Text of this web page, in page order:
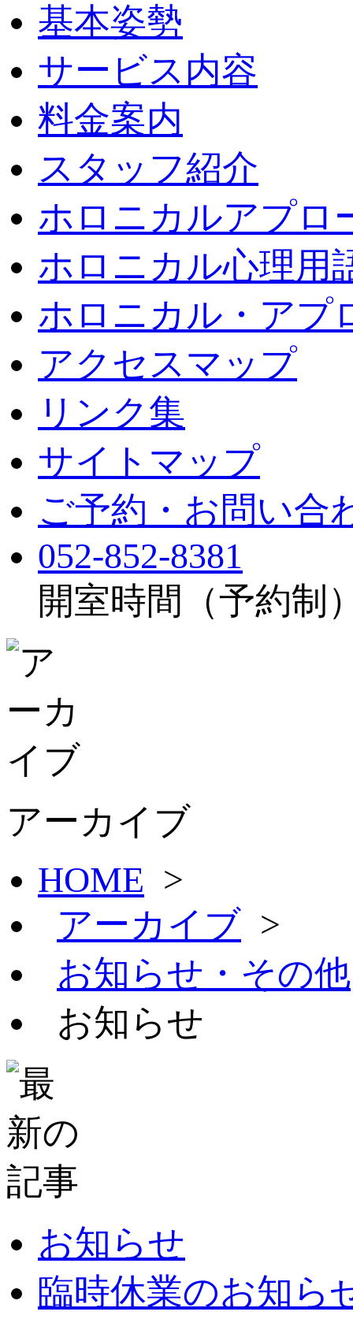
基本姿勢
サービス内容
料金案内
スタッフ紹介
ホロニカルアプロ
ホロニカル心理用
ホロニカル・アプ
アクセスマップ
リンク集
サイトマップ
ご予約・お問い合
052-852-8381
開室時間（予約制
アーカイブ
HOME >
アーカイブ >
お知らせ・その他
お知らせ
お知らせ
臨時休業のお知ら